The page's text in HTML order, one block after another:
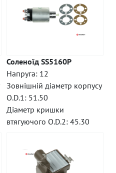
Соленоїд SS5160P
Напруга: 12
Зовнішній діаметр корпусу
O.D.1: 51.50
Діаметр кришки
втягуючого O.D.2: 45.30